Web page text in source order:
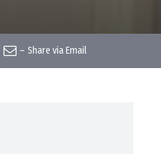
– Share via Email